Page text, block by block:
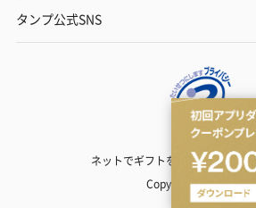
タンプ公式SNS
ネットでギフトを贈るなら | TANP
Copyright© TANP Inc.